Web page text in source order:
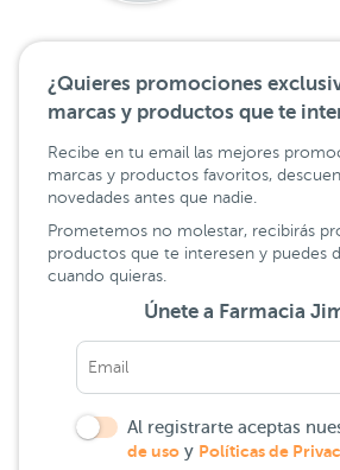
¿Quieres promociones
marcas y productos que te
Recibe en tu email las mejores
marcas y productos favoritos,
novedades antes que nadie.
Prometemos no molestar, recibirás
productos que te interesen y puedes
cuando quieras.
Únete a Farmacia
Al registrarte aceptas
de uso y Políticas de